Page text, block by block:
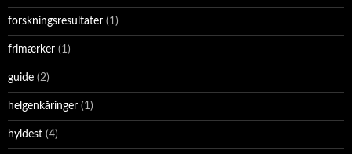
forskningsresultater (1)
frimærker (1)
guide (2)
helgenkåringer (1)
hyldest (4)